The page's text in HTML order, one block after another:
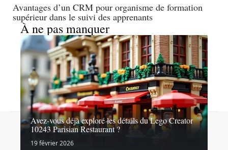
Avantages d’un CRM pour organisme de formation
supérieur dans le suivi des apprenants
À ne pas manquer
Avez-vous déjà exploré les détails du Lego Creator
10243 Parisian Restaurant ?
19 février 2026
Contact Mentions légales Sitemap